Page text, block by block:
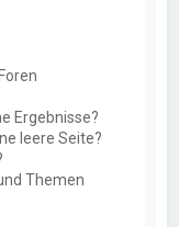
Ergebnisse?
leere Seite?
Themen